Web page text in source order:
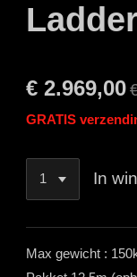
€ 2.969,00
GRATIS
In
Max gewicht :